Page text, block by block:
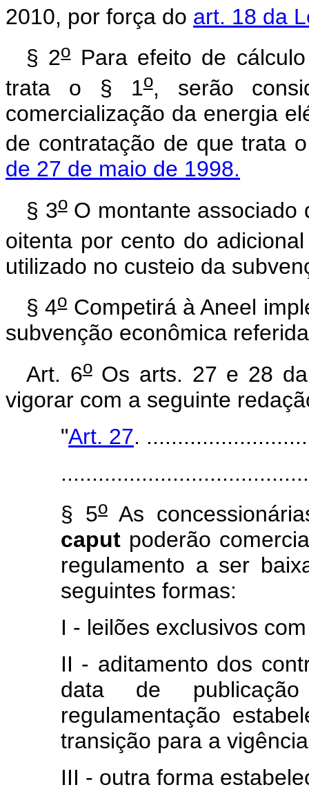
2010, por força do art. 18 da
§ 2oPara efeito de
trata o § 1o, serão
comercialização da energia
de contratação de que trata
de 27 de maio de 1998.
§ 3oO montante associado
oitenta por cento do
utilizado no custeio da
§ 4oCompetirá à Aneel
subvenção econômica
Art. 6oOs arts. 27 e 28
vigorar com a seguinte
"Art. 27.
§ 5o As
caput poderão
regulamento a ser
seguintes formas:
I - leilões exclusivos
II - aditamento dos
data de
regulamentação
transição para a
III - outra forma